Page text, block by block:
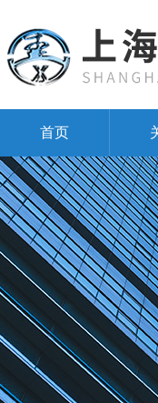
首页